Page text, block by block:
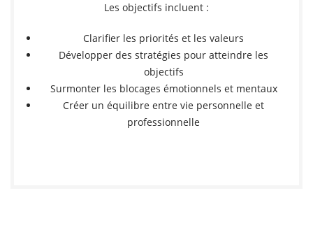
Les objectifs incluent :
Clarifier les priorités et les valeurs
Développer des stratégies pour atteindre les
objectifs
Surmonter les blocages émotionnels et mentaux
Créer un équilibre entre vie personnelle et
professionnelle